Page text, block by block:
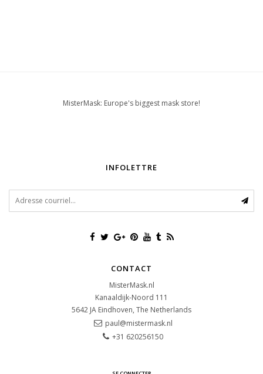
MisterMask: Europe's biggest mask store!
INFOLETTRE
CONTACT
MisterMask.nl
Kanaaldijk-Noord 111
5642 JA Eindhoven, The Netherlands
paul@mistermask.nl
+31 620256150